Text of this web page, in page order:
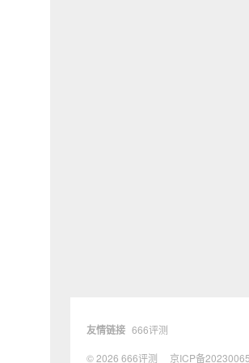
友情链接 666评测
© 2026 666评测 京ICP备